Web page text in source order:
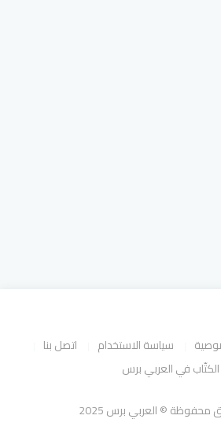
سياسة الاستخدام
اتصل بنا
في العربي برس
© العربي برس 2025